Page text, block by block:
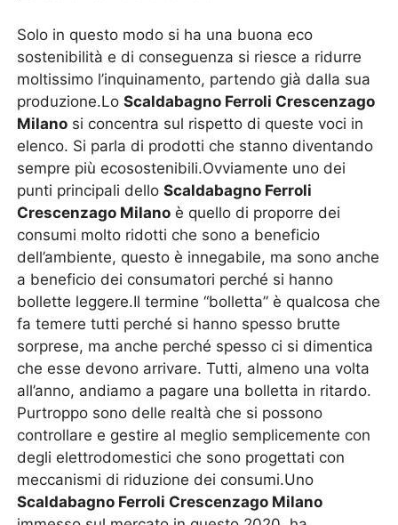
Solo in questo modo si ha una buona eco
sostenibilità e di conseguenza si riesce a ridurre
moltissimo l’inquinamento, partendo già dalla sua
produzione.LoScaldabagno Ferroli Crescenzago
Milano si concentra sul rispetto di queste voci in
elenco. Si parla di prodotti che stanno diventando
sempre più ecosostenibili.Ovviamente uno dei
punti principali delloScaldabagno Ferroli
Crescenzago Milano è quello di proporre dei
consumi molto ridotti che sono a beneficio
dell’ambiente, questo è innegabile, ma sono anche
a beneficio dei consumatori perché si hanno
bollette leggere.Il termine “bolletta” è qualcosa che
fa temere tutti perché si hanno spesso brutte
sorprese, ma anche perché spesso ci si dimentica
che esse devono arrivare. Tutti, almeno una volta
all’anno, andiamo a pagare una bolletta in ritardo.
Purtroppo sono delle realtà che si possono
controllare e gestire al meglio semplicemente con
degli elettrodomestici che sono progettati con
meccanismi di riduzione dei consumi.Uno
Scaldabagno Ferroli Crescenzago Milano